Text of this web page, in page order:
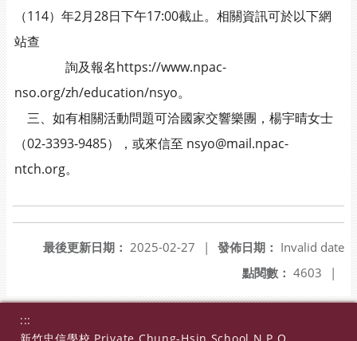
（114）年2月28日下午17:00截止。相關資訊可於以下網
站查
詢及報名https://www.npac-
nso.org/zh/education/nsyo。
三、如有相關活動問題可洽國家交響樂團，楊宇晴女士
（02-3393-9485），或來信至 nsyo@mail.npac-
ntch.org。
發佈日期： Invalid date
最後更新日期： 2025-02-27
|
點閱數： 4603 |
:::